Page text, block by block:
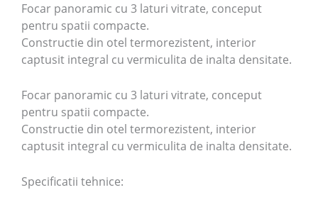
Focar panoramic cu 3 laturi vitrate, conceput
pentru spatii compacte.
Constructie din otel termorezistent, interior
captusit integral cu vermiculita de inalta densitate.
Focar panoramic cu 3 laturi vitrate, conceput
pentru spatii compacte.
Constructie din otel termorezistent, interior
captusit integral cu vermiculita de inalta densitate.
Specificatii tehnice: